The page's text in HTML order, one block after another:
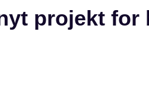
projekt for